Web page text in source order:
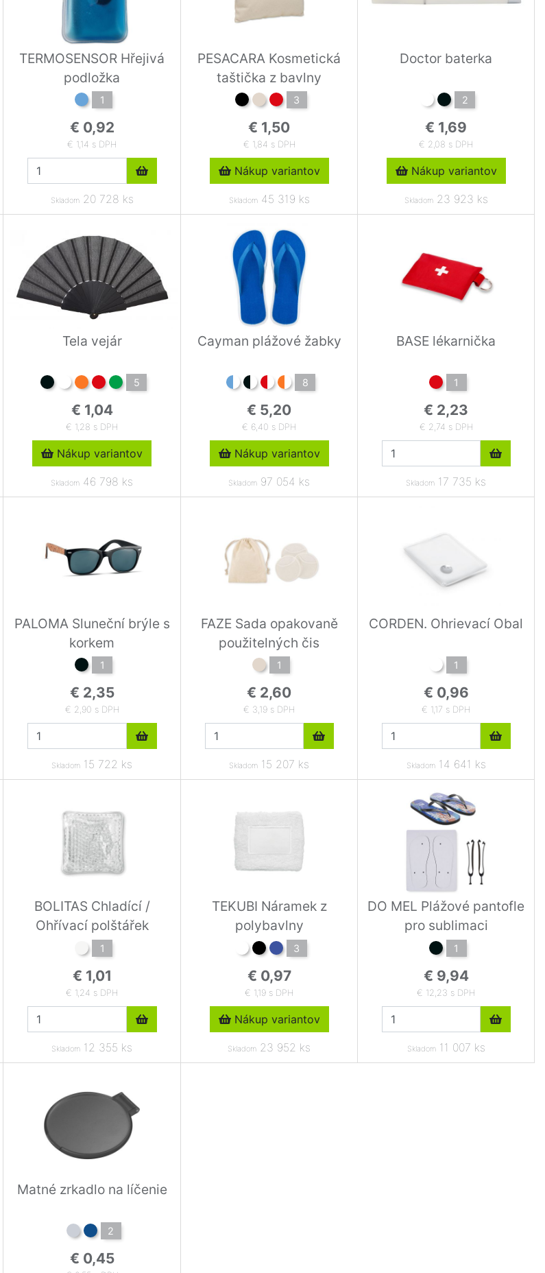
TERMOSENSOR Hřejivá
podložka
1
€ 0,92
€ 1,14 s DPH
Skladom20 728 ks
PESACARA Kosmetická
taštička z bavlny
3
€ 1,50
€ 1,84 s DPH
Nákup variantov
Skladom45 319 ks
Doctor baterka
2
€ 1,69
€ 2,08 s DPH
Nákup variantov
Skladom23 923 ks
Tela vejár
5
€ 1,04
€ 1,28 s DPH
Nákup variantov
Skladom 46 798 ks
Cayman plážové žabky
8
€ 5,20
€ 6,40 s DPH
Nákup variantov
Skladom 97 054 ks
BASE lékarnička
1
€ 2,23
€ 2,74 s DPH
Skladom 17 735 ks
PALOMA Sluneční brýle s
korkem
1
€ 2,35
€ 2,90 s DPH
Skladom 15 722 ks
FAZE Sada opakovaně
použitelných čis
1
€ 2,60
€ 3,19 s DPH
Skladom 15 207 ks
CORDEN. Ohrievací Obal
1
€ 0,96
€ 1,17 s DPH
Skladom14 641 ks
BOLITAS Chladící /
Ohřívací polštářek
1
€ 1,01
€ 1,24 s DPH
Skladom 12 355 ks
TEKUBI Náramek z
polybavlny
3
€ 0,97
€ 1,19 s DPH
Nákup variantov
Skladom 23 952 ks
DO MEL Plážové pantofle
pro sublimaci
1
€ 9,94
€ 12,23 s DPH
Skladom11 007 ks
Matné zrkadlo na líčenie
2
€ 0,45